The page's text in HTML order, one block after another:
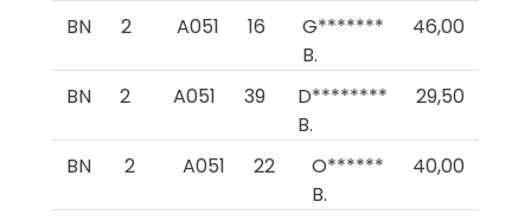
BN 2 A051 16
G*******
B.
46,00
BN 2 A051 39
D********
B.
29,50
BN 2 A051 22
O******
B.
40,00